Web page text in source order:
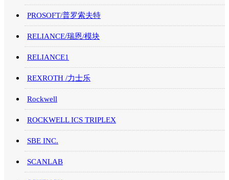
PROSOFT/普罗索夫特
RELIANCE/瑞恩/模块
RELIANCE1
REXROTH /力士乐
Rockwell
ROCKWELL ICS TRIPLEX
SBE INC.
SCANLAB